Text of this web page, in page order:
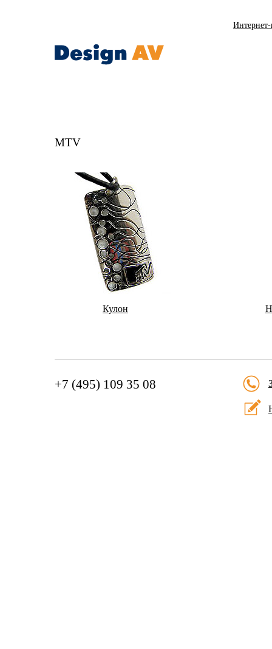
MTV
Кулон
+7 (495) 109 35 08